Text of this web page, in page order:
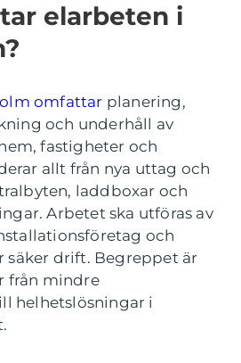
elarbeten i
omfattar planering,
och underhåll av
fastigheter och
allt från nya uttag och
laddboxar och
Arbetet ska utföras av
och
säker drift. Begreppet är
från mindre
helhetslösningar i